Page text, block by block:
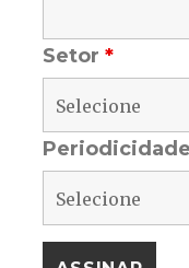
Setor*